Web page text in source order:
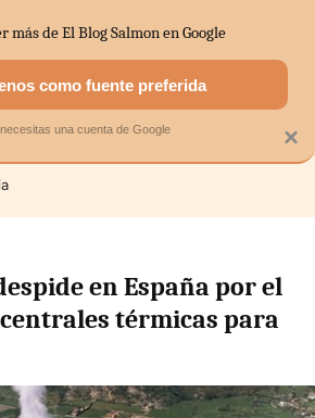
DOMÉSTICA MERCADOS
en España por el
térmicas para
×
más de El Blog Salmon en Google
como fuente preferida
una cuenta de Google